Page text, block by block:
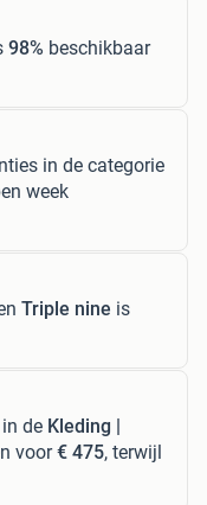
98% beschikbaar
in de categorie
week
Triple nine is
de Kleding |
voor€ 475, terwijl